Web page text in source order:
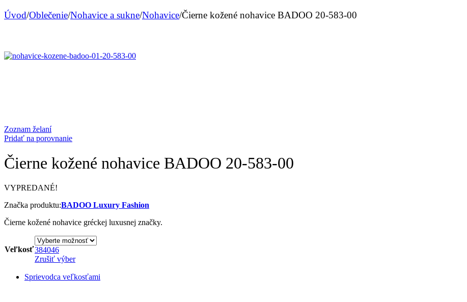
Úvod/Oblečenie/Nohavice a sukne/Nohavice/Čierne kožené nohavice BADOO 20-583-00
Zoznam želaní
Pridať na porovnanie
Čierne kožené nohavice BADOO 20-583-00
VYPREDANÉ!
Značka produktu:BADOO Luxury Fashion
Čierne kožené nohavice gréckej luxusnej značky.
Veľkosť384046
Zrušiť výber
Sprievodca veľkosťami